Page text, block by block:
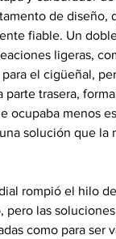
de diseño,
fiable. Un
ligeras,
el cigüeñal,
parte trasera,
ocupaba menos
solución que
rompió el hilo
pero las
como para ser